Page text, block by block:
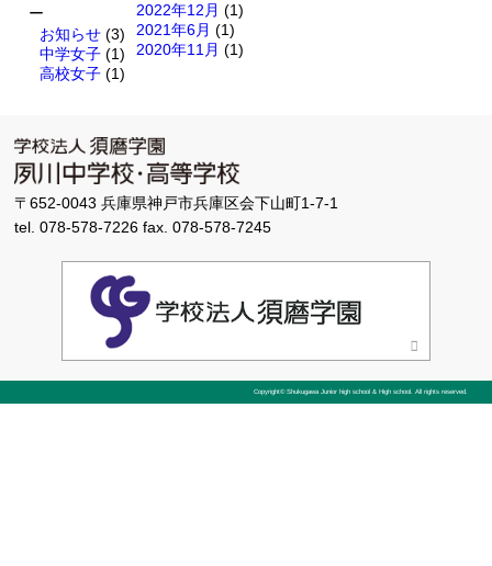
ー
お知らせ (3)
中学女子 (1)
高校女子 (1)
2022年12月 (1)
2021年6月 (1)
2020年11月 (1)
〒652-0043 兵庫県神戸市兵庫区会下山町1-7-1
tel. 078-578-7226 fax. 078-578-7245
Copyright© Shukugawa Junior high school & High school. All rights reserved.